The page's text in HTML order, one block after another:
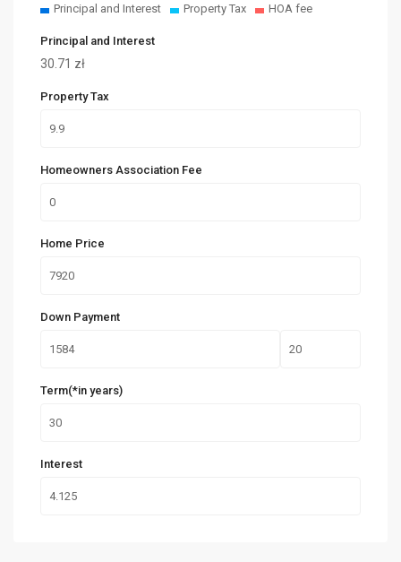
Principal and Interest Property Tax HOA fee
Principal and Interest
30.71 zł
Property Tax
Homeowners Association Fee
Home Price
Down Payment
Term(*in years)
Interest